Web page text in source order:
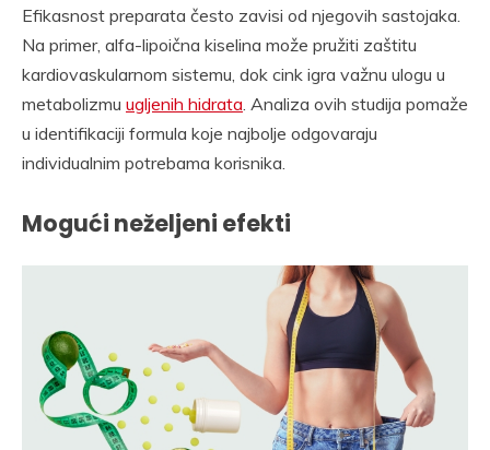
Efikasnost preparata često zavisi od njegovih sastojaka.
Na primer, alfa-lipoična kiselina može pružiti zaštitu
kardiovaskularnom sistemu, dok cink igra važnu ulogu u
metabolizmu ugljenih hidrata. Analiza ovih studija pomaže
u identifikaciji formula koje najbolje odgovaraju
individualnim potrebama korisnika.
Mogući neželjeni efekti